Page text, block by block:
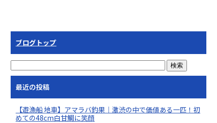
ブログトップ
最近の投稿
【遊漁船 地車】アマラバ釣果｜激渋の中で価値ある一匹！初
めての48cm白甘鯛に笑顔